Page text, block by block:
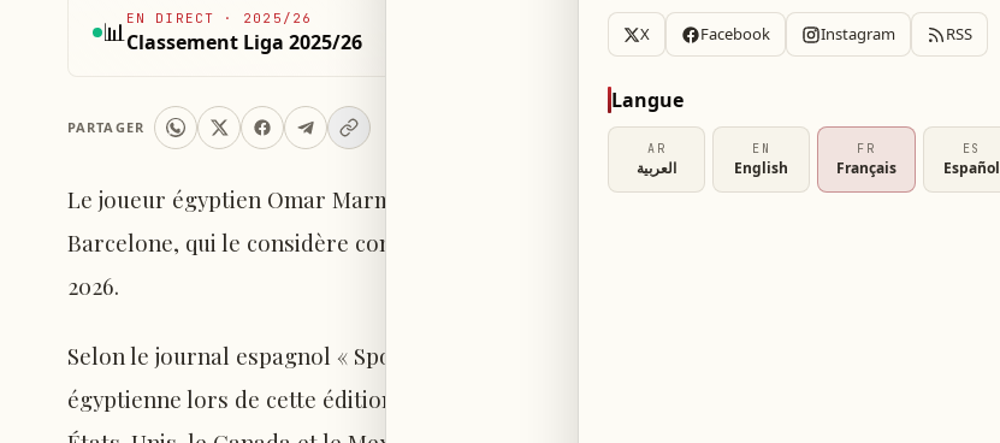
📊EN DIRECT · 2025/26
Classement Liga 2025/26
PARTAGER
Le joueur égyptien Omar Marmouch, évoluant à Manchester City, est dans le viseur du FC
Barcelone, qui le considère comme une des figures à suivre durant la Coupe du Monde
2026.
Selon le journal espagnol « Sport », Omar Marmouch est pressenti pour mener la sélection
égyptienne lors de cette édition historique du Mondial, organisée conjointement par les
X Facebook Instagram RSS
Langue
AR
العربية
EN
English
FR
Français
ES
Español